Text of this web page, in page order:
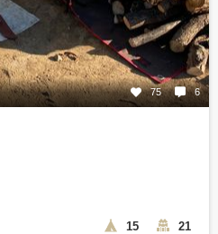
75 6
15 21